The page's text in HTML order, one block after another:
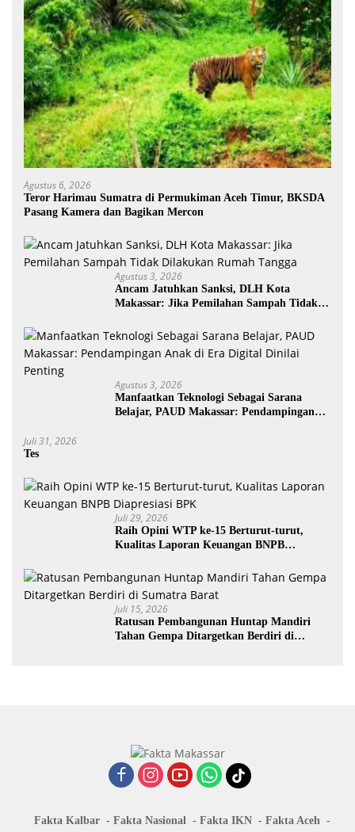
Agustus 6, 2026
Teror Harimau Sumatra di Permukiman Aceh Timur, BKSDA
Pasang Kamera dan Bagikan Mercon
Agustus 3, 2026
Ancam Jatuhkan Sanksi, DLH Kota
Makassar: Jika Pemilahan Sampah Tidak
Agustus 3, 2026
Manfaatkan Teknologi Sebagai Sarana
Belajar, PAUD Makassar: Pendampingan
Juli 31, 2026
Tes
Juli 29, 2026
Raih Opini WTP ke-15 Berturut-turut,
Kualitas Laporan Keuangan BNPB
Juli 15, 2026
Ratusan Pembangunan Huntap Mandiri
Tahan Gempa Ditargetkan Berdiri di
Fakta Kalbar Fakta Nasional Fakta IKN
Fakta Aceh